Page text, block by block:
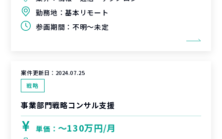
勤務地：基本リモート
参画期間： 不明～未定
案件更新日： 2024.07.25
戦略
事業部門戦略コンサル支援
単価： 〜130万円/月